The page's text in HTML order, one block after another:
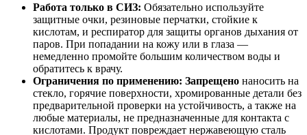
Работа только в СИЗ: Обязательно используйте
защитные очки, резиновые перчатки, стойкие к
кислотам, и респиратор для защиты органов дыхания от
паров. При попадании на кожу или в глаза —
немедленно промойте большим количеством воды и
обратитесь к врачу.
Ограничения по применению: Запрещено наносить на
стекло, горячие поверхности, хромированные детали без
предварительной проверки на устойчивость, а также на
любые материалы, не предназначенные для контакта с
кислотами. Продукт повреждает нержавеющую сталь